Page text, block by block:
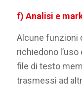
f) Analisi e
Alcune funzioni
richiedono
file di testo
trasmessi ad